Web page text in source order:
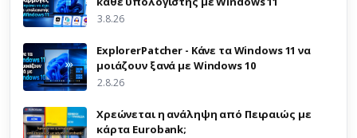
3.8.26
ExplorerPatcher - Κάνε τα Windows 11 να
μοιάζουν ξανά με Windows 10
2.8.26
Χρεώνεται η ανάληψη από Πειραιώς με
κάρτα Eurobank;